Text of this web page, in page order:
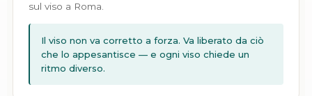
sul viso a Roma.
Il viso non va corretto a forza. Va liberato da ciò
che lo appesantisce — e ogni viso chiede un
ritmo diverso.